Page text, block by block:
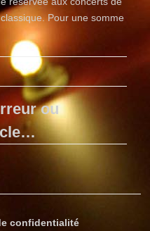
Pour une somme
ou
confidentialité